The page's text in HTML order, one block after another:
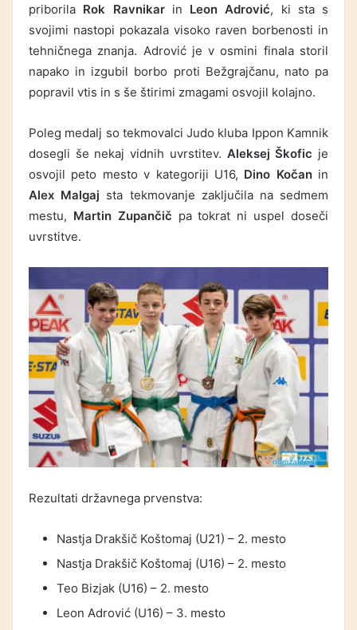
priborila Rok Ravnikarin Leon Adrović, ki sta s
svojimi nastopi pokazala visoko raven borbenosti in
tehničnega znanja. Adrović je v osmini finala storil
napako in izgubil borbo proti Bežgrajčanu, nato pa
popravil vtis in s še štirimi zmagami osvojil kolajno.
Poleg medalj so tekmovalci Judo kluba Ippon Kamnik
dosegli še nekaj vidnih uvrstitev. Aleksej Škofic je
osvojil peto mesto v kategoriji U16, Dino Kočanin
Alex Malgaj sta tekmovanje zaključila na sedmem
mestu, Martin Zupančič pa tokrat ni uspel doseči
uvrstitve.
Rezultati državnega prvenstva:
Nastja Drakšič Koštomaj (U21) – 2. mesto
Nastja Drakšič Koštomaj (U16) – 2. mesto
Teo Bizjak (U16) – 2. mesto
Leon Adrović (U16) – 3. mesto